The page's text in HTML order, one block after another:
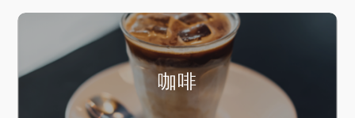
咖啡